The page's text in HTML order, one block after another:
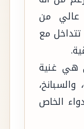
عالي من
تتداخل مع
هي غنية
الخاص